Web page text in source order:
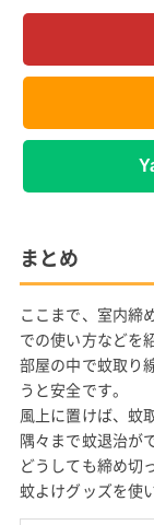
まとめ
ここまで、室内締
での使い方などを
部屋の中で蚊取り
うと安全です。
風上に置けば、蚊
隅々まで蚊退治が
どうしても締め切
蚊よけグッズを使